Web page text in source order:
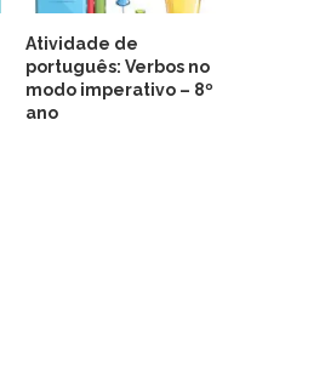
Atividade de
português: Verbos no
modo imperativo – 8º
ano